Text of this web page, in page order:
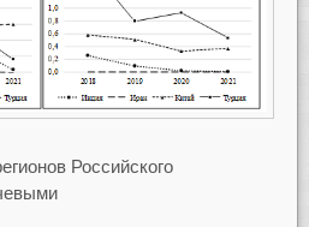
Российского